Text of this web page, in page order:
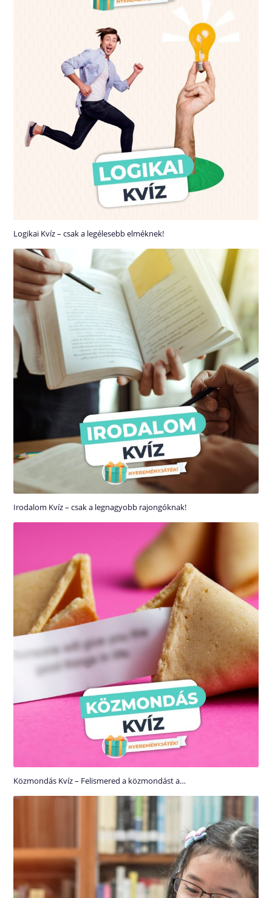
Logikai Kvíz – csak a legélesebb elméknek!
Irodalom Kvíz – csak a legnagyobb rajongóknak!
Közmondás Kvíz – Felismered a közmondást a…